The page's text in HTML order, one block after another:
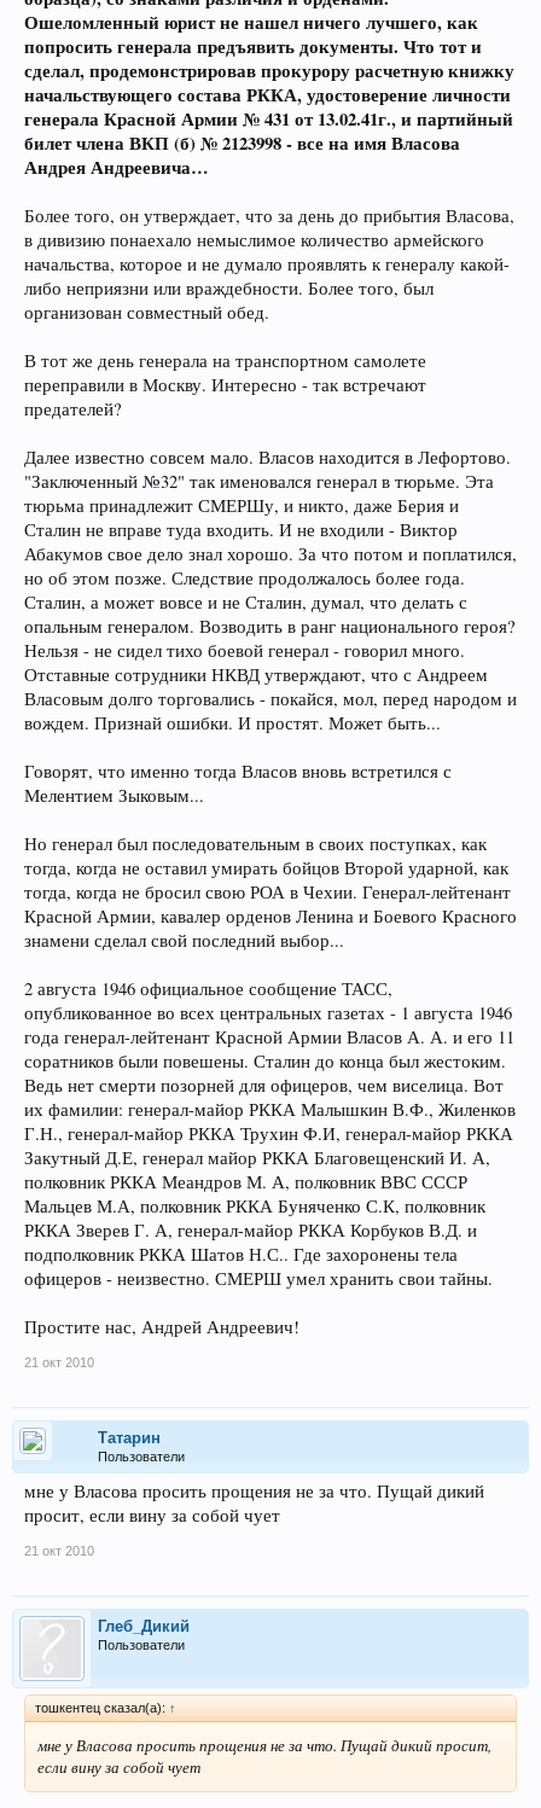
Ошеломленный юрист не нашел ничего лучшего, как
попросить генерала предъявить документы. Что тот и
сделал, продемонстрировав прокурору расчетную книжку
начальствующего состава РККА, удостоверение личности
генерала Красной Армии № 431 от 13.02.41г., и партийный
билет члена ВКП (б) № 2123998 - все на имя Власова
Андрея Андреевича…
Более того, он утверждает, что за день до прибытия Власова,
в дивизию понаехало немыслимое количество армейского
начальства, которое и не думало проявлять к генералу какой-
либо неприязни или враждебности. Более того, был
организован совместный обед.
В тот же день генерала на транспортном самолете
переправили в Москву. Интересно - так встречают
предателей?
Далее известно совсем мало. Власов находится в Лефортово.
"Заключенный №32" так именовался генерал в тюрьме. Эта
тюрьма принадлежит СМЕРШу, и никто, даже Берия и
Сталин не вправе туда входить. И не входили - Виктор
Абакумов свое дело знал хорошо. За что потом и поплатился,
но об этом позже. Следствие продолжалось более года.
Сталин, а может вовсе и не Сталин, думал, что делать с
опальным генералом. Возводить в ранг национального героя?
Нельзя - не сидел тихо боевой генерал - говорил много.
Отставные сотрудники НКВД утверждают, что с Андреем
Власовым долго торговались - покайся, мол, перед народом и
вождем. Признай ошибки. И простят. Может быть...
Говорят, что именно тогда Власов вновь встретился с
Мелентием Зыковым...
Но генерал был последовательным в своих поступках, как
тогда, когда не оставил умирать бойцов Второй ударной, как
тогда, когда не бросил свою РОА в Чехии. Генерал-лейтенант
Красной Армии, кавалер орденов Ленина и Боевого Красного
знамени сделал свой последний выбор...
2 августа 1946 официальное сообщение ТАСС,
опубликованное во всех центральных газетах - 1 августа 1946
года генерал-лейтенант Красной Армии Власов А. А. и его 11
соратников были повешены. Сталин до конца был жестоким.
Ведь нет смерти позорней для офицеров, чем виселица. Вот
их фамилии: генерал-майор РККА Малышкин В.Ф., Жиленков
Г.Н., генерал-майор РККА Трухин Ф.И, генерал-майор РККА
Закутный Д.Е, генерал майор РККА Благовещенский И. А,
полковник РККА Меандров М. А, полковник ВВС СССР
Мальцев М.А, полковник РККА Буняченко С.К, полковник
РККА Зверев Г. А, генерал-майор РККА Корбуков В.Д. и
подполковник РККА Шатов Н.С.. Где захоронены тела
офицеров - неизвестно. СМЕРШ умел хранить свои тайны.
Простите нас, Андрей Андреевич!
21 окт 2010
Татарин
Пользователи
мне у Власова просить прощения не за что. Пущай дикий
просит, если вину за собой чует
21 окт 2010
Глеб_Дикий
Пользователи
тошкентец сказал(а): ↑
мне у Власова просить прощения не за что. Пущай дикий просит,
если вину за собой чует